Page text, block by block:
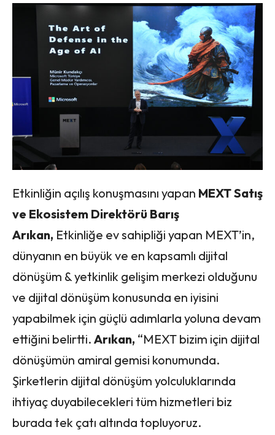
Etkinliğin açılış konuşmasını yapan MEXT Satış
ve Ekosistem Direktörü Barış
Arıkan, Etkinliğe ev sahipliği yapan MEXT’in,
dünyanın en büyük ve en kapsamlı dijital
dönüşüm & yetkinlik gelişim merkezi olduğunu
ve dijital dönüşüm konusunda en iyisini
yapabilmek için güçlü adımlarla yoluna devam
ettiğini belirtti. Arıkan, “MEXT bizim için dijital
dönüşümün amiral gemisi konumunda.
Şirketlerin dijital dönüşüm yolculuklarında
ihtiyaç duyabilecekleri tüm hizmetleri biz
burada tek çatı altında topluyoruz.